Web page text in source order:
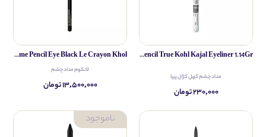
Pippa Eye Pencil True Kohl Kajal Eyeliner 1.14Gr
مداد چشم کهل کژال پیپا
۲۳۰,۰۰۰ تومان
Lancome Pencil Eye Black Le Crayon Khol
لانکوم مداد چشم
۱۳,۵۰۰,۰۰۰ تومان